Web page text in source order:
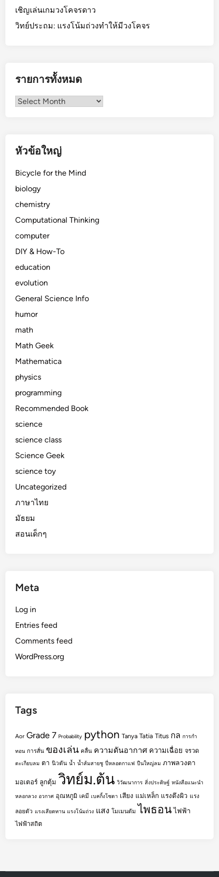
เชิญเล่นเกมวงโคจรดาว
วิทย์ประถม: แรงโน้มถ่วงทำให้มีวงโคจร
รายการทั้งหมด
รายการ
หัวข้อใหญ่
Bicycle for the Mind
biology
chemistry
Computational Thinking
computer
DIY & How-To
education
evolution
General Science Info
humor
math
Math Geek
Mathematica
physics
programming
Recommended Book
science
science class
Science Geek
science toy
Uncategorized
ภาษาไทย
มัธยม
สอนเด็กๆ
Meta
Log in
Entries feed
Comments feed
WordPress.org
Tags
Aor Grade 7 Probability python Tanya Tatia Titus กล การกำ
ทอน การสั่น ของเล่น คลื่น ความดันอากาศ ความเฉื่อย จรวด
ตะเกียบลม ตา นิวตัน น้ำ น้ำส้มสายชู ปี่หลอดกาแฟ ปืนใหญ่ลม ภาพลวงตา
มอเตอร์ ลูกตุ้ม วิทย์ม.ต้น วิวัฒนาการ สิ่งประดิษฐ์ หนังสือแนะนำ
หลอกลวง อวกาศ อุณหภูมิ เคมี เบคกิ้งโซดา เสียง แม่เหล็ก แรงตึงผิว แรง
ลอยตัว แรงเสียดทาน แรงโน้มถ่วง แสง โมเมนตัม ไพธอน ไฟฟ้า
ไฟฟ้าสถิต